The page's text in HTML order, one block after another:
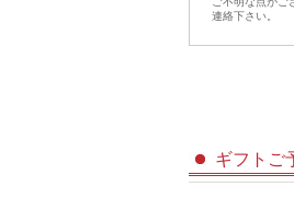
連絡下さい。
ギフトご